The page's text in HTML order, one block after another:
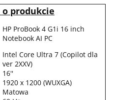
produkcie
HP ProBook 4 G1i 16 inch
Notebook AI PC
Intel Core Ultra 7 (Copilot dla
ver 2XXV)
16''
1920 x 1200 (WUXGA)
Matowa